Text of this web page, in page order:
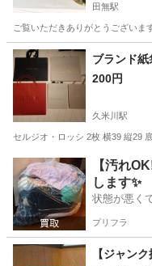
田無駅
ご覧いただきありがとうございま
東京 武蔵野市 田無駅
ブランド
200円
久米川駅
セルジオ・ロッシ 2枚 横39 縦29
東京 東村山市 久米川駅
【汚れ
します✨
状態が悪く
プリフラ
【ジャン